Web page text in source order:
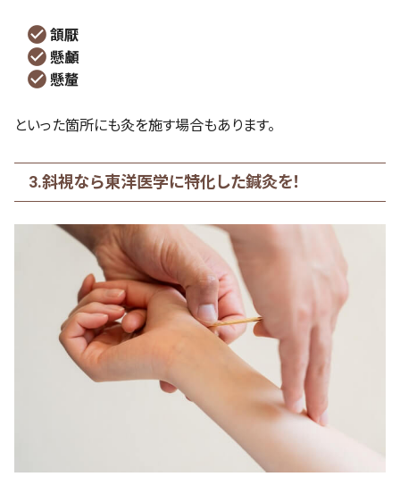
頷厭
懸顱
懸釐
といった箇所にも灸を施す場合もあります。
3.斜視なら東洋医学に特化した鍼灸を！